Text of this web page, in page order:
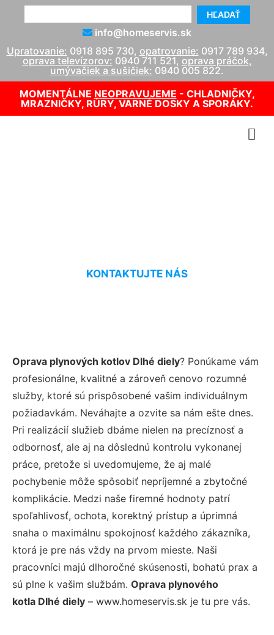
HĽADAŤ
info@homeservis.sk
Upratovanie: 0918 895 730, opatrovanie: 0917 789 934,
oprava televízorov: 0940 711 521, oprava práčok,
umývačiek a sušičiek: 0940 005 822.
MOMENTÁLNE NEOPRAVUJEME - CHLADNIČKY,
MRAZNIČKY, RÚRY, VARNÉ DOSKY A SPORÁKY.
KONTAKTUJTE NÁS
Oprava plynových kotlov Dlhé diely? Ponúkame vám
profesionálne, kvalitné a zároveň cenovo rozumné
služby, ktoré sú prispôsobené vašim individuálnym
požiadavkám. Neváhajte a ozvite sa nám ešte dnes.
Pri realizácií služieb dbáme nielen na precíznosť a
odbornosť, ale aj na dôslednú kontrolu vykonanej
práce, pretože si uvedomujeme, že aj malé
pochybenie môže spôsobiť nepríjemné a zbytočné
komplikácie. Medzi naše firemné hodnoty patrí
spoľahlivosť, ochota, korektný prístup a úprimná
snaha o maximálnu spokojnosť každého zákazníka,
ktorá je pre nás vždy na prvom mieste. Naši
pracovníci majú dlhoročné skúsenosti, bohatú prax a
sú plne k vašim službám. Oprava plynového
kotla Dlhé diely – www.homeservis.sk je tu pre vás.